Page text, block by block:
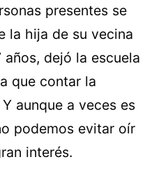
presentes se
la hija de su vecina
dejó la escuela
que contar la
aunque a veces es
podemos evitar oír
interés.